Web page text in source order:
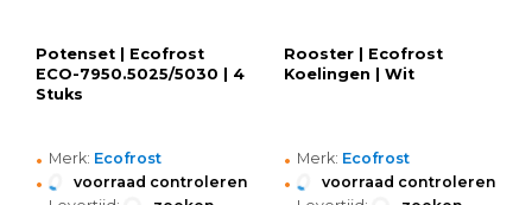
Potenset | Ecofrost
ECO-7950.5025/5030 | 4
Stuks
• Merk: Ecofrost
• voorraad controleren
Rooster | Ecofrost
Koelingen | Wit
• Merk: Ecofrost
• voorraad controleren